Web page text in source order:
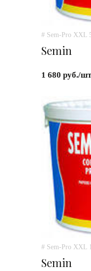
# Sem-Pro XXL
Semin
1 680 руб./шт
# Sem-Pro XXL
Semin